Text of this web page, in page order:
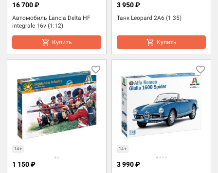
Автомобиль Lancia Delta HF
integrale 16v (1:12)
16 700 ₽
Купить
Танк Leopard 2A6 (1:35)
3 950 ₽
Купить
14+
1 150 ₽
14+
3 990 ₽